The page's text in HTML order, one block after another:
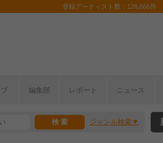
登録アーティスト数：126,666件
編集部 レポート ニュース
ジャンル検索